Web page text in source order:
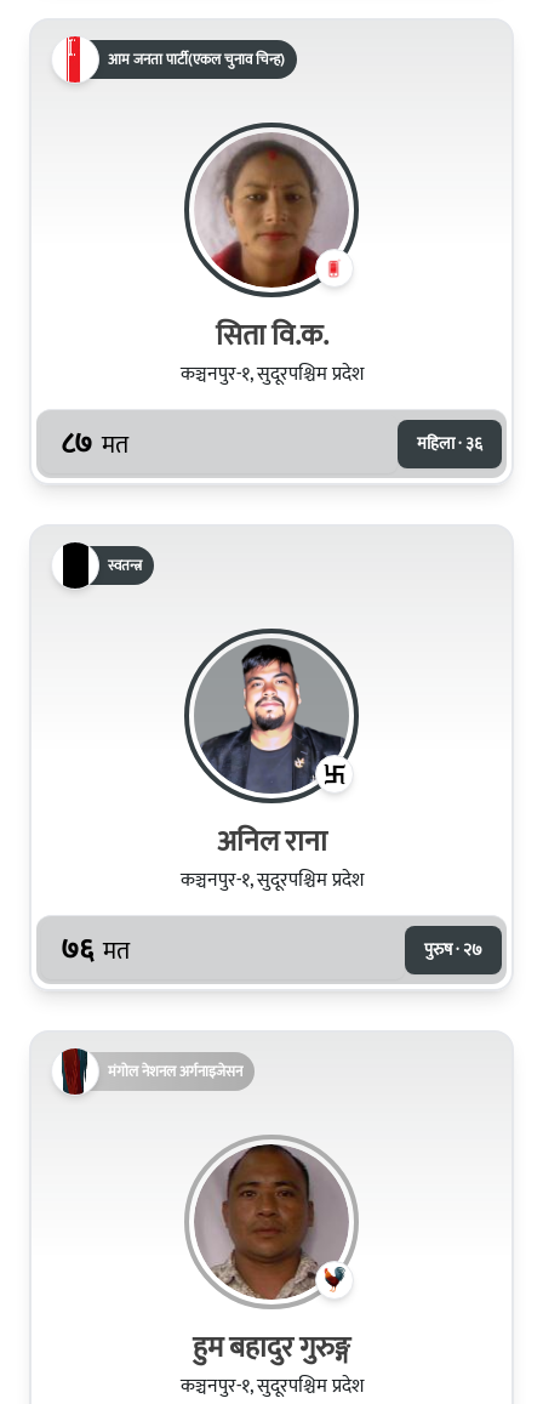
आम जनता पार्टी(एकल चुनाव चिन्ह)
सिता वि.क.
कञ्चनपुर-१, सुदूरपश्चिम प्रदेश
८७ मत महिला · ३६
स्वतन्त्र
अनिल राना
कञ्चनपुर-१, सुदूरपश्चिम प्रदेश
७६ मत पुरुष · २७
मंगोल नेशनल अर्गनाइजेसन
हुम बहादुर गुरुङ्ग
कञ्चनपुर-१, सुदूरपश्चिम प्रदेश